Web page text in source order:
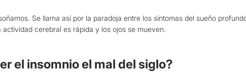
Se llama así por la paradoja entre los síntomas del sueño
actividad cerebral es rápida y los ojos se mueven.
el insomnio el mal del siglo?